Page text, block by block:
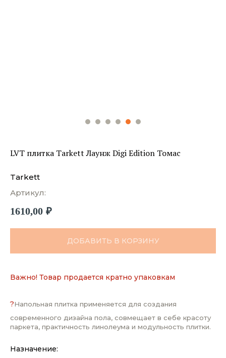
LVT плитка Tarkett Лаунж Digi Edition Томас
Tarkett
Артикул:
1610,00 ₽
ДОБАВИТЬ В КОРЗИНУ
Важно! Товар продается кратно упаковкам
?Напольная плитка применяется для создания
современного дизайна пола, совмещает в себе красоту
паркета, практичность линолеума и модульность плитки.
Назначение: